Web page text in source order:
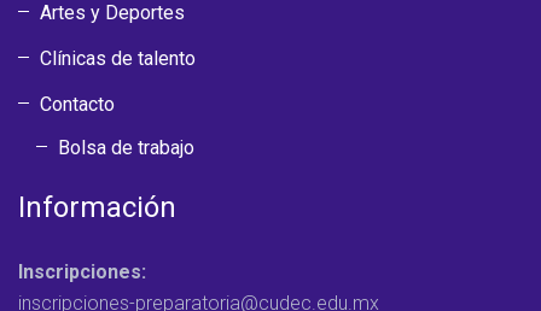
Artes y Deportes
Clínicas de talento
Contacto
Bolsa de trabajo
Información
Inscripciones:
inscripciones-preparatoria@cudec.edu.mx